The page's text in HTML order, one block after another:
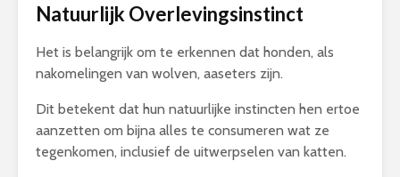
Natuurlijk Overlevingsinstinct
Het is belangrijk om te erkennen dat honden, als
nakomelingen van wolven, aaseters zijn.
Dit betekent dat hun natuurlijke instincten hen ertoe
aanzetten om bijna alles te consumeren wat ze
tegenkomen, inclusief de uitwerpselen van katten.